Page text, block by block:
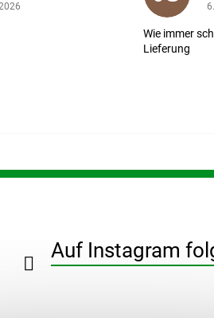
Wie immer
Lieferung
Auf Instagram